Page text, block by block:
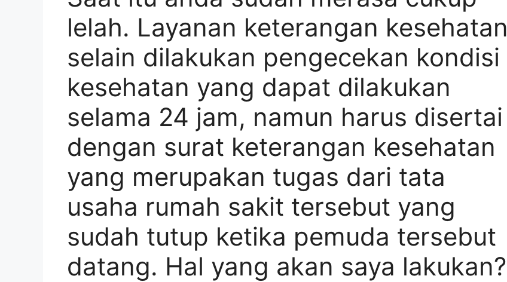
lelah. Layanan keterangan kesehatan
selain dilakukan pengecekan kondisi
kesehatan yang dapat dilakukan
selama 24 jam, namun harus disertai
dengan surat keterangan kesehatan
yang merupakan tugas dari tata
usaha rumah sakit tersebut yang
sudah tutup ketika pemuda tersebut
datang. Hal yang akan saya lakukan?